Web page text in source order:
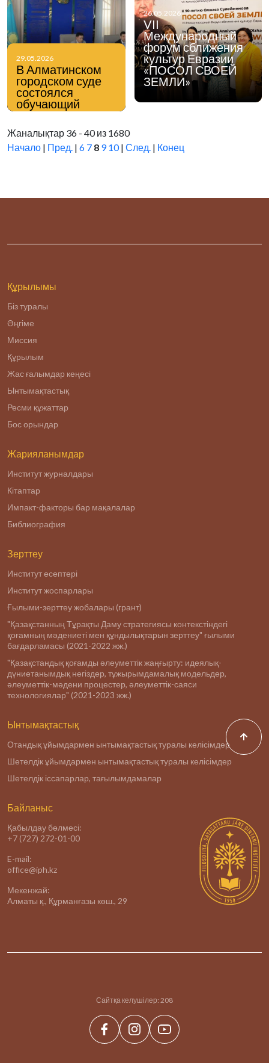
29.05.2026
В Алматинском
городском суде
состоялся
обучающий
семинар на тему
религиозного
экстремизма и
26.05.2026
VII
Международный
форум сближения
культур Евразии
«ПОСОЛ СВОЕЙ
ЗЕМЛИ»
Жаналықтар 36 - 40 из 1680
Начало | Пред. | 6 7 8 9 10| След. | Конец
Құрылымы
Біз туралы
Әңгіме
Миссия
Құрылым
Жас ғалымдар кеңесі
Ынтымақтастық
Ресми құжаттар
Бос орындар
Жарияланымдар
Институт журналдары
Кітаптар
Импакт-факторы бар мақалалар
Библиография
Зерттеу
Институт есептері
Институт жоспарлары
Ғылыми-зерттеу жобалары (грант)
"Қазақстанның Тұрақты Даму стратегиясы контекстіндегі
қоғамның мәдениеті мен құндылықтарын зерттеу" ғылыми
бағдарламасы (2021-2022 жж.)
"Қазақстандық қоғамды әлеуметтік жаңғырту: идеялық-
дүниетанымдық негіздер, тұжырымдамалық модельдер,
әлеуметтік-мәдени процестер, әлеуметтік-саяси
технологиялар" (2021-2023 жж.)
Ынтымақтастық
Отандық ұйымдармен ынтымақтастық туралы келісімдер
Шетелдік ұйымдармен ынтымақтастық туралы келісімдер
Шетелдік іссапарлар, тағылымдамалар
Байланыс
Қабылдау бөлмесі:
+7 (727) 272-01-00
E-mail:
office@iph.kz
Мекенжай:
Алматы қ., Құрманғазы көш., 29
Сайтқа келушілер: 208